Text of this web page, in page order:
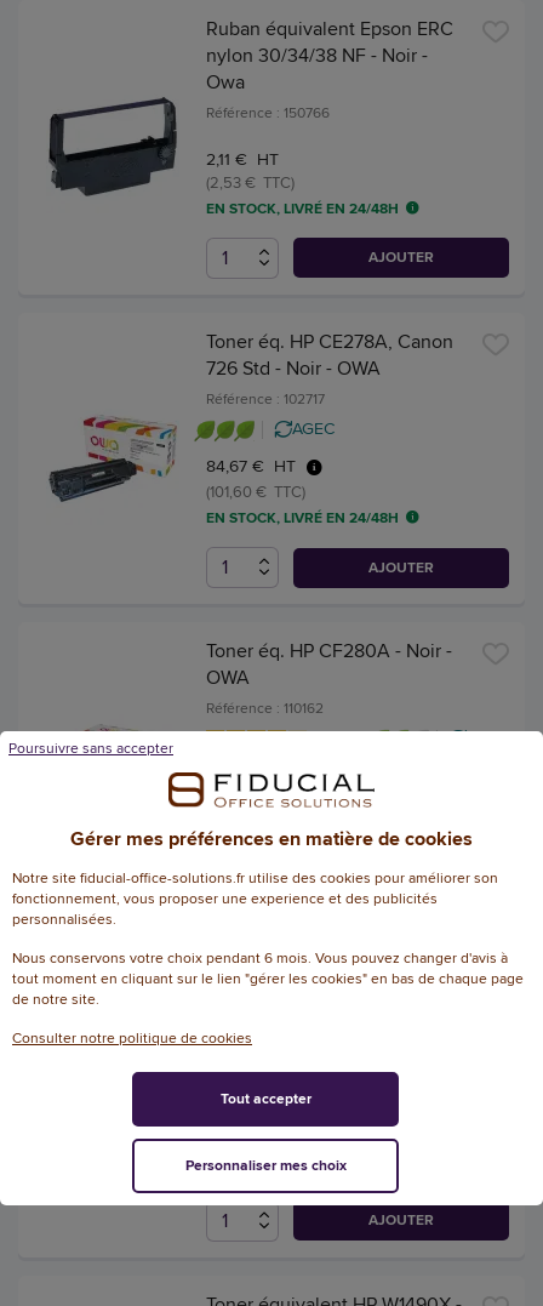
Ruban équivalent Epson ERC
nylon 30/34/38 NF - Noir -
Owa
Référence : 150766
2,11 € HT
(2,53 € TTC)
EN STOCK, LIVRÉ EN 24/48H
AJOUTER
Toner éq. HP CE278A, Canon
726 Std - Noir - OWA
Référence : 102717
AGEC
84,67 € HT
(101,60 € TTC)
EN STOCK, LIVRÉ EN 24/48H
AJOUTER
Toner éq. HP CF280A - Noir -
OWA
Référence : 110162
AGEC
120,58 € HT
LIVRAISON SOUS 4 JOUR(S)
AJOUTER
Cartouche noire laser - équiv.
Référence : 107428
(190,43 € TTC)
EN STOCK, LIVRÉ EN 24/48H
AJOUTER
Gérer mes préférences en matière de cookies
Notre site fiducial-office-solutions.fr utilise des cookies pour améliorer son
fonctionnement, vous proposer une experience et des publicités
personnalisées.
Nous conservons votre choix pendant 6 mois. Vous pouvez changer d'avis à
tout moment en cliquant sur le lien "gérer les cookies" en bas de chaque page
de notre site.
Consulter notre politique de cookies
Poursuivre sans accepter
Personnaliser mes choix
Tout accepter